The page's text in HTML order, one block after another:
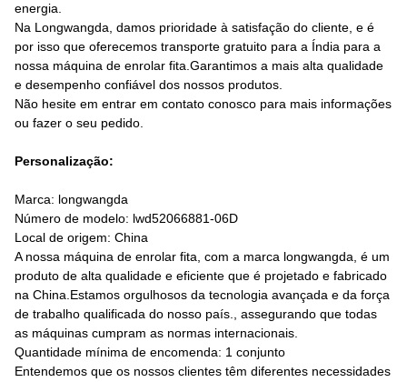
energia.
Na Longwangda, damos prioridade à satisfação do cliente, e é
por isso que oferecemos transporte gratuito para a Índia para a
nossa máquina de enrolar fita.Garantimos a mais alta qualidade
e desempenho confiável dos nossos produtos.
Não hesite em entrar em contato conosco para mais informações
ou fazer o seu pedido.
Personalização:
Marca: longwangda
Número de modelo: lwd52066881-06D
Local de origem: China
A nossa máquina de enrolar fita, com a marca longwangda, é um
produto de alta qualidade e eficiente que é projetado e fabricado
na China.Estamos orgulhosos da tecnologia avançada e da força
de trabalho qualificada do nosso país., assegurando que todas
as máquinas cumpram as normas internacionais.
Quantidade mínima de encomenda: 1 conjunto
Entendemos que os nossos clientes têm diferentes necessidades